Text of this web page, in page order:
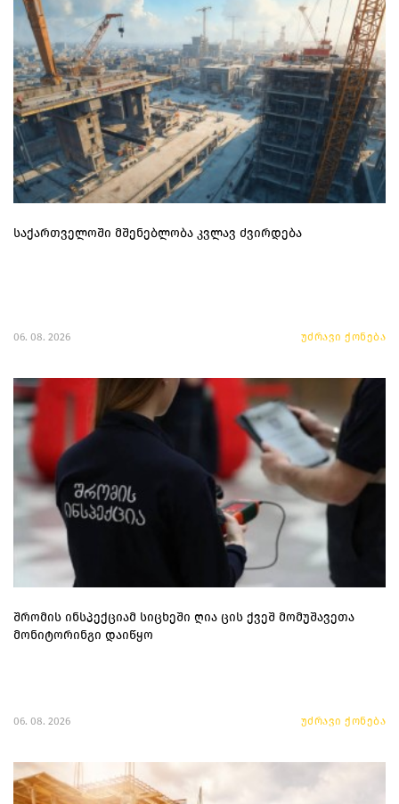
საქართველოში მშენებლობა კვლავ ძვირდება
06. 08. 2026 უძრავი ქონება
შრომის ინსპექციამ სიცხეში ღია ცის ქვეშ მომუშავეთა
მონიტორინგი დაიწყო
06. 08. 2026 უძრავი ქონება